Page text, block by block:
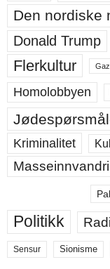
Den nordiske
Donald Trump
Flerkultur
Homolobbyen
Kriminalitet
Politikk
Sensur Sionisme